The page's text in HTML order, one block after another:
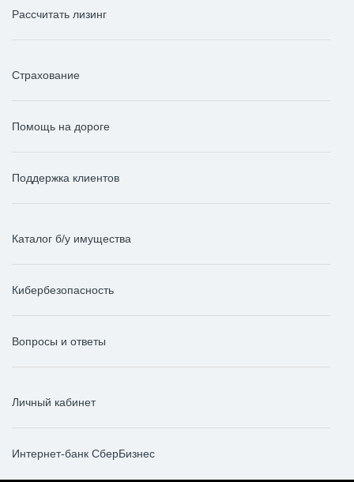
Рассчитать лизинг
Страхование
Помощь на дороге
Поддержка клиентов
Каталог б/у имущества
Кибербезопасность
Вопросы и ответы
Личный кабинет
Интернет-банк СберБизнес